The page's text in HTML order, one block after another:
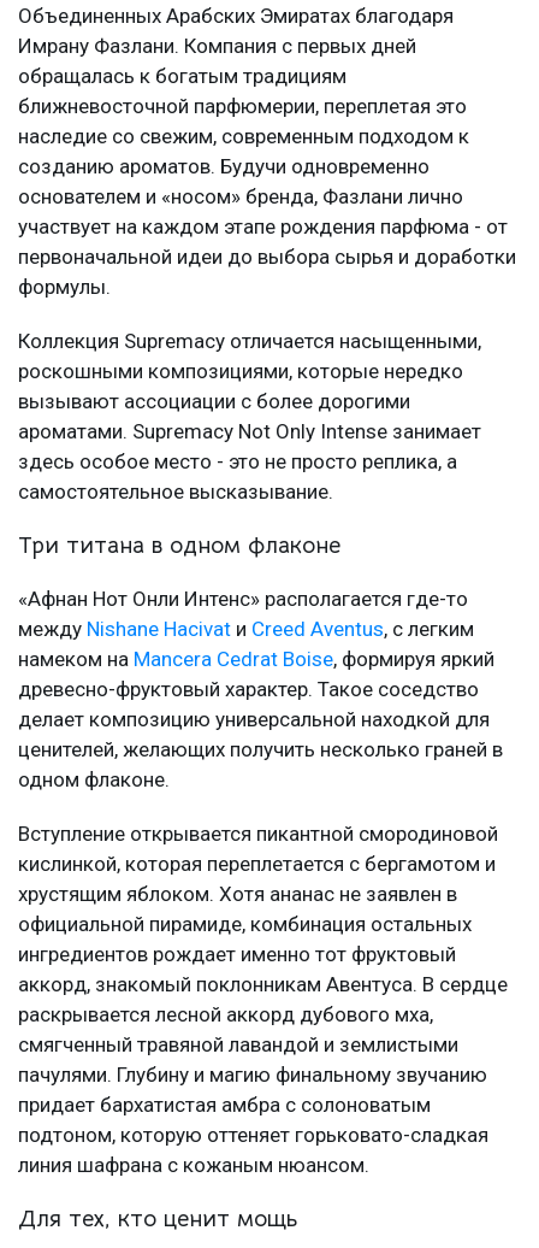
Объединенных Арабских Эмиратах благодаря
Имрану Фазлани. Компания с первых дней
обращалась к богатым традициям
ближневосточной парфюмерии, переплетая это
наследие со свежим, современным подходом к
созданию ароматов. Будучи одновременно
основателем и «носом» бренда, Фазлани лично
участвует на каждом этапе рождения парфюма - от
первоначальной идеи до выбора сырья и доработки
формулы.
Коллекция Supremacy отличается насыщенными,
роскошными композициями, которые нередко
вызывают ассоциации с более дорогими
ароматами. Supremacy Not Only Intense занимает
здесь особое место - это не просто реплика, а
самостоятельное высказывание.
Три титана в одном флаконе
«Афнан Нот Онли Интенс» располагается где-то
между Nishane Hacivat и Creed Aventus, с легким
намеком на Mancera Cedrat Boise, формируя яркий
древесно-фруктовый характер. Такое соседство
делает композицию универсальной находкой для
ценителей, желающих получить несколько граней в
одном флаконе.
Вступление открывается пикантной смородиновой
кислинкой, которая переплетается с бергамотом и
хрустящим яблоком. Хотя ананас не заявлен в
официальной пирамиде, комбинация остальных
ингредиентов рождает именно тот фруктовый
аккорд, знакомый поклонникам Авентуса. В сердце
раскрывается лесной аккорд дубового мха,
смягченный травяной лавандой и землистыми
пачулями. Глубину и магию финальному звучанию
придает бархатистая амбра с солоноватым
подтоном, которую оттеняет горьковато-сладкая
линия шафрана с кожаным нюансом.
Для тех, кто ценит мощь